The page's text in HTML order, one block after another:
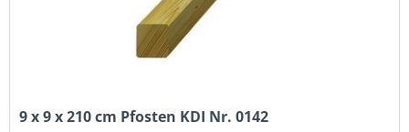
9 x 9 x 210 cm Pfosten KDI Nr. 0142